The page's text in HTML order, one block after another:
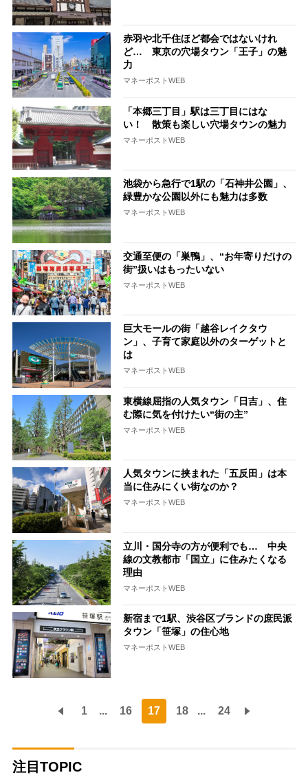
赤羽や北千住ほど都会ではないけれ
ど… 東京の穴場タウン「王子」の魅
力
マネーポストWEB
「本郷三丁目」駅は三丁目にはな
い！ 散策も楽しい穴場タウンの魅力
マネーポストWEB
池袋から急行で1駅の「石神井公園」、
緑豊かな公園以外にも魅力は多数
マネーポストWEB
交通至便の「巣鴨」、“お年寄りだけの
街”扱いはもったいない
マネーポストWEB
巨大モールの街「越谷レイクタウ
ン」、子育て家庭以外のターゲットと
は
マネーポストWEB
東横線屈指の人気タウン「日吉」、住
む際に気を付けたい“街の主”
マネーポストWEB
人気タウンに挟まれた「五反田」は本
当に住みにくい街なのか？
マネーポストWEB
立川・国分寺の方が便利でも… 中央
線の文教都市「国立」に住みたくなる
理由
マネーポストWEB
新宿まで1駅、渋谷区ブランドの庶民派
タウン「笹塚」の住心地
マネーポストWEB
1 ... 16 17 18 ... 24
注目TOPIC